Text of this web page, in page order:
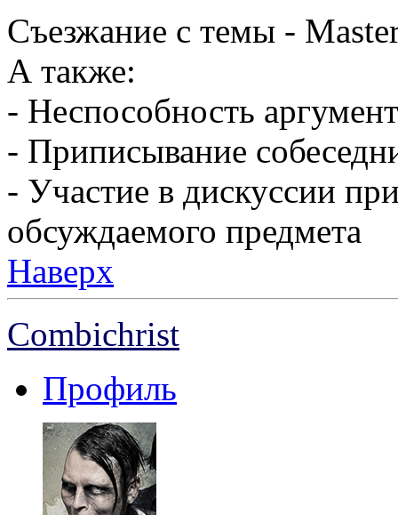
Съезжание с темы -
А также:
- Неспособность
- Приписывание
- Участие в дискуссии
обсуждаемого предмета
Наверх
Combichrist
Профиль